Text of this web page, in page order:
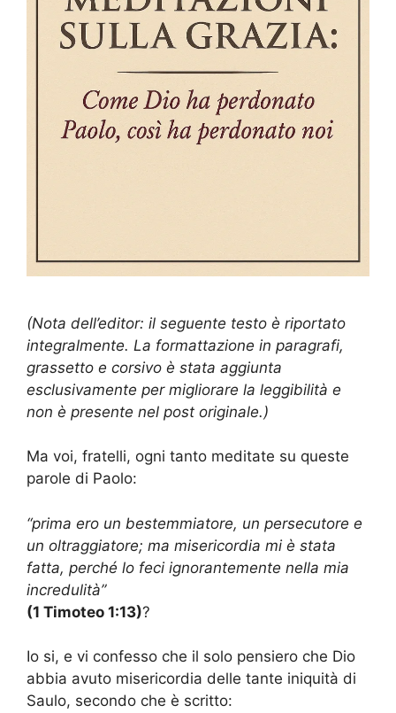
(Nota dell’editor: il seguente testo è riportato
integralmente. La formattazione in paragrafi,
grassetto e corsivo è stata aggiunta
esclusivamente per migliorare la leggibilità e
non è presente nel post originale.)
Ma voi, fratelli, ogni tanto meditate su queste
parole di Paolo:
“prima ero un bestemmiatore, un persecutore e
un oltraggiatore; ma misericordia mi è stata
fatta, perché lo feci ignorantemente nella mia
incredulità”
(1 Timoteo 1:13)?
Io si, e vi confesso che il solo pensiero che Dio
abbia avuto misericordia delle tante iniquità di
Saulo, secondo che è scritto: